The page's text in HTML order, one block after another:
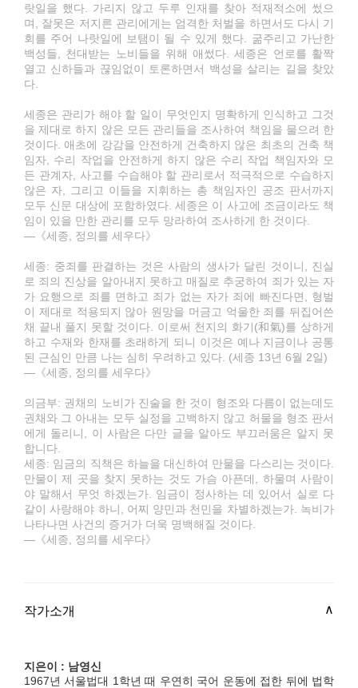
랏일을 했다. 가리지 않고 두루 인재를 찾아 적재적소에 썼으
며, 잘못은 저지른 관리에게는 엄격한 처벌을 하면서도 다시 기
회를 주어 나랏일에 보탬이 될 수 있게 했다. 굶주리고 가난한
백성들, 천대받는 노비들을 위해 애썼다. 세종은 언로를 활짝
열고 신하들과 끊임없이 토론하면서 백성을 살리는 길을 찾았
다.
세종은 관리가 해야 할 일이 무엇인지 명확하게 인식하고 그것
을 제대로 하지 않은 모든 관리들을 조사하여 책임을 물으려 한
것이다. 애초에 강감을 안전하게 건축하지 않은 최초의 건축 책
임자, 수리 작업을 안전하게 하지 않은 수리 작업 책임자와 모
든 관계자, 사고를 수습해야 할 관리로서 적극적으로 수습하지
않은 자, 그리고 이들을 지휘하는 총 책임자인 공조 판서까지
모두 신문 대상에 포함하였다. 세종은 이 사고에 조금이라도 책
임이 있을 만한 관리를 모두 망라하여 조사하게 한 것이다.
―《세종, 정의를 세우다》
세종: 중죄를 판결하는 것은 사람의 생사가 달린 것이니, 진실
로 죄의 진상을 알아내지 못하고 매질로 추궁하여 죄가 있는 자
가 요행으로 죄를 면하고 죄가 없는 자가 죄에 빠진다면, 형벌
이 제대로 적용되지 않아 원망을 머금고 억울한 죄를 뒤집어쓴
채 끝내 풀지 못할 것이다. 이로써 천지의 화기(和氣)를 상하게
하고 수재와 한재를 초래하게 되니 이것은 예나 지금이나 공통
된 근심인 만큼 나는 심히 우려하고 있다. (세종 13년 6월 2일)
―《세종, 정의를 세우다》
의금부: 권채의 노비가 진술을 한 것이 형조와 다름이 없는데도
권채와 그 아내는 모두 실정을 고백하지 않고 허물을 형조 판서
에게 돌리니, 이 사람은 다만 글을 알아도 부끄러움은 알지 못
합니다.
세종: 임금의 직책은 하늘을 대신하여 만물을 다스리는 것이다.
만물이 제 곳을 찾지 못하는 것도 가슴 아픈데, 하물며 사람이
야 말해서 무엇 하겠는가. 임금이 정사하는 데 있어서 실로 다
같이 사랑해야 하니, 어찌 양민과 천민을 차별하겠는가. 녹비가
나타나면 사건의 증거가 더욱 명백해질 것이다.
―《세종, 정의를 세우다》
작가소개
지은이 : 남영신
1967년 서울법대 1학년 때 우연히 국어 운동에 접한 뒤에 법학